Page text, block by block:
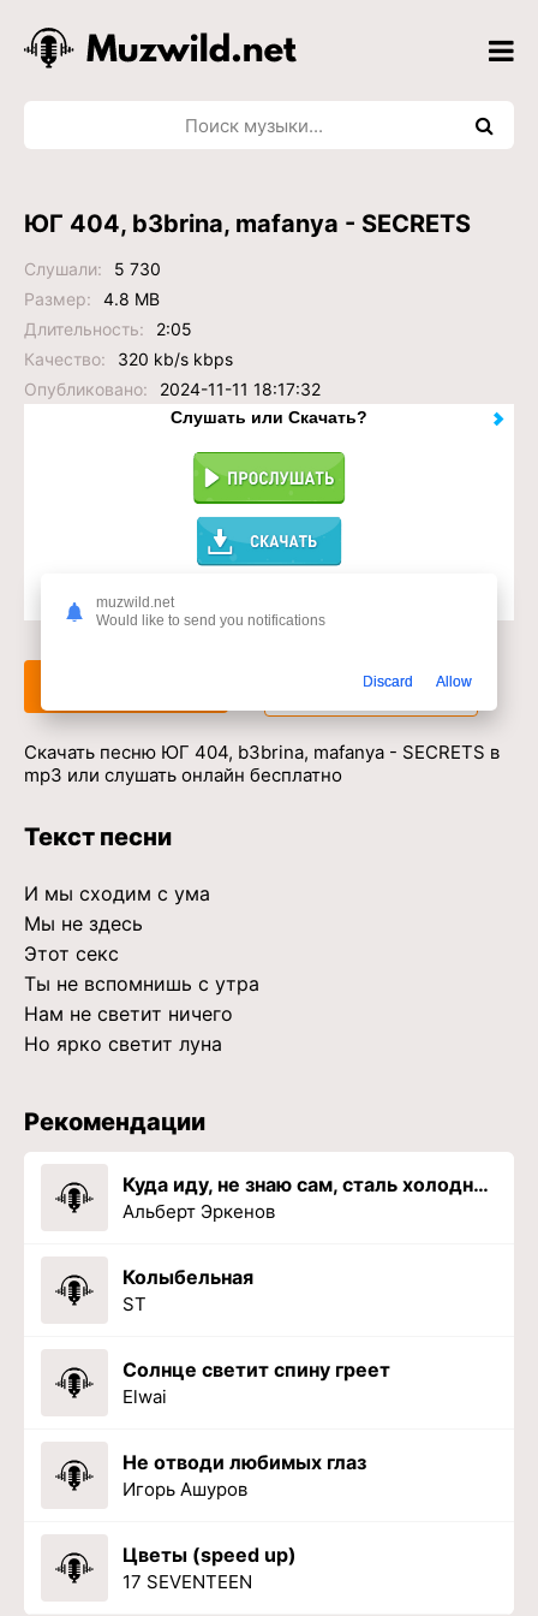
ЮГ 404, b3brina, mafanya - SECRETS
Слушали:
5 730
Размер:
4.8 MB
Длительность:
2:05
Качество:
320 kb/s kbps
Опубликовано:
2024-11-11 18:17:32
Слушать или Скачать?
Доступ к музыкальному сервису
Скачать
Скачать песню ЮГ 404, b3brina, mafanya - SECRETS в
mp3 или слушать онлайн бесплатно
Текст песни
И мы сходим с ума
Мы не здесь
Этот секс
Ты не вспомнишь с утра
Нам не светит ничего
Но ярко светит луна
Рекомендации
Куда иду, не знаю сам, сталь холодна за поясом
Альберт Эркенов
Колыбельная
ST
Солнце светит спину греет
Elwai
Не отводи любимых глаз
Игорь Ашуров
Цветы (speed up)
17 SEVENTEEN
muzwild.net
Would like to send you notifications
Discard Allow